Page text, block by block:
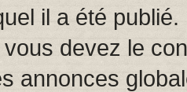
il a été
devez le
annonces